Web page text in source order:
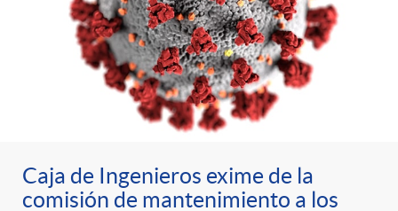
Caja de Ingenieros exime de la
comisión de mantenimiento a los